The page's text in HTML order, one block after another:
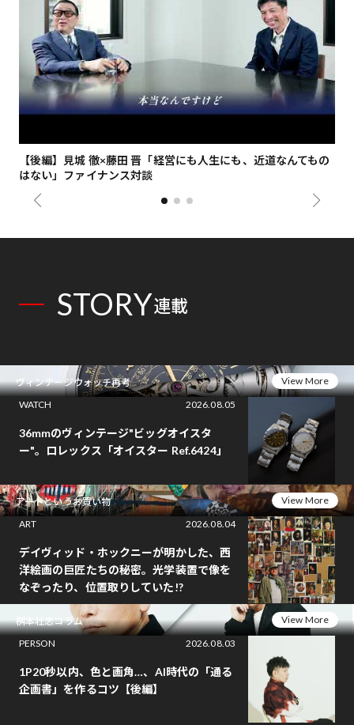
【後編】見城 徹×藤田 晋「経営にも人生にも、近道なんてもの
はない」ファイナンス対談
STORY連載
ヴィンテージウォッチ再考
View More
WATCH
2026.08.05
36mmのヴィンテージ"ビッグオイスタ
ー"。ロレックス「オイスター Ref.6424」
アートというお買い物
View More
ART
2026.08.04
デイヴィッド・ホックニーが明かした、西
洋絵画の巨匠たちの秘密。光学装置で像を
なぞったり、位置取りしていた!?
桝本壮志コラム
View More
PERSON
2026.08.03
1P20秒以内、色と画角…、AI時代の「通る
企画書」を作るコツ【後編】